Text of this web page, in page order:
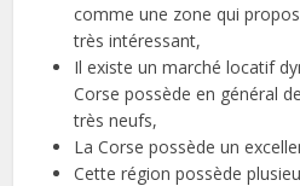
comme une zone qui
très intéressant,
Il existe un marché locatif
Corse possède en général
très neufs,
La Corse possède un
Cette région possède